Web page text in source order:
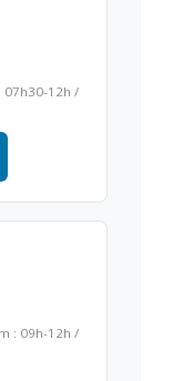
07h30-12h /
: 09h-12h /